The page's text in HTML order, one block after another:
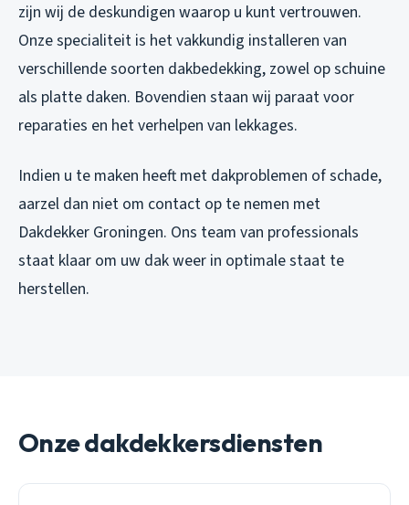
zijn wij de deskundigen waarop u kunt vertrouwen.
Onze specialiteit is het vakkundig installeren van
verschillende soorten dakbedekking, zowel op schuine
als platte daken. Bovendien staan wij paraat voor
reparaties en het verhelpen van lekkages.
Indien u te maken heeft met dakproblemen of schade,
aarzel dan niet om contact op te nemen met
Dakdekker Groningen. Ons team van professionals
staat klaar om uw dak weer in optimale staat te
herstellen.
Onze dakdekkersdiensten